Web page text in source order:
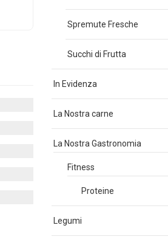
Spremute Fresche
Succhi di Frutta
In Evidenza
La Nostra carne
La Nostra Gastronomia
Fitness
Proteine
Legumi